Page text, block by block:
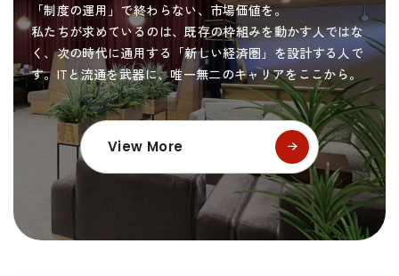
「制度の運用」で終わらない、市場価値を。
私たちが求めているのは、既存の枠組みを動かす人ではな
く、次の時代に通用する「新しい経済圏」を設計する人で
す。ITと流通を武器に、唯一無二のキャリアをここから。
View More